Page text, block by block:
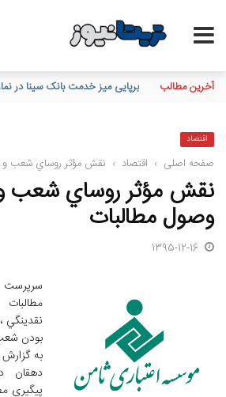
آخرین مطالب تاکید مدیرعامل بانک مسکن بر
اقتصاد
صفحه اصلی › اقتصاد › نقش مؤثر روساي شعب و
نقش مؤثر روساي شعب
وصول مطالبات
1395-12-16
نقدينگي
بودن
به گزارش
دهقان
پيگيري